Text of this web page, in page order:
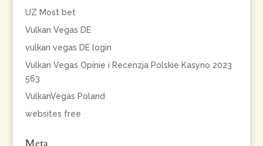
UZ Most bet
Vulkan Vegas DE
vulkan vegas DE login
Vulkan Vegas Opinie i Recenzja Polskie Kasyno 2023
563
VulkanVegas Poland
websites free